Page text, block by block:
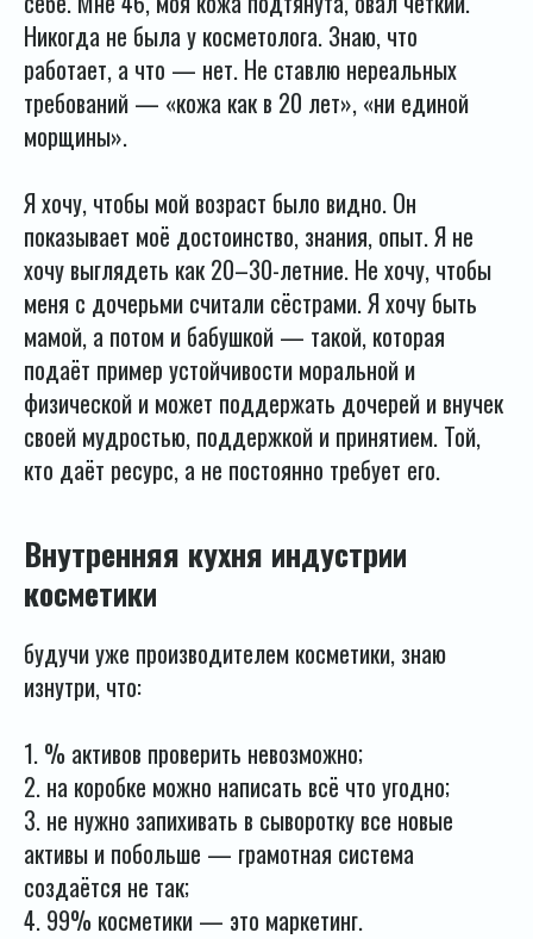
Никогда не была у косметолога. Знаю, что
работает, а что — нет. Не ставлю нереальных
требований — «кожа как в 20 лет», «ни единой
морщины».
Я хочу, чтобы мой возраст было видно. Он
показывает моё достоинство, знания, опыт. Я не
хочу выглядеть как 20–30-летние. Не хочу, чтобы
меня с дочерьми считали сёстрами. Я хочу быть
мамой, а потом и бабушкой — такой, которая
подаёт пример устойчивости моральной и
физической и может поддержать дочерей и внучек
своей мудростью, поддержкой и принятием. Той,
кто даёт ресурс, а не постоянно требует его.
Внутренняя кухня индустрии
косметики
будучи уже производителем косметики, знаю
изнутри, что:
1. % активов проверить невозможно;
2. на коробке можно написать всё что угодно;
3. не нужно запихивать в сыворотку все новые
активы и побольше — грамотная система
создаётся не так;
4. 99% косметики — это маркетинг.